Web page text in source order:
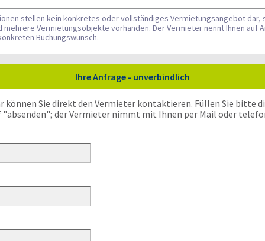
stellen kein konkretes oder vollständiges Vermietungsangebot
Vermietungsobjekte vorhanden. Der Vermieter nennt Ihnen auf
Buchungswunsch.
Ihre Anfrage - unverbindlich
können Sie direkt den Vermieter kontaktieren. Füllen Sie bitte
"absenden"; der Vermieter nimmt mit Ihnen per Mail oder